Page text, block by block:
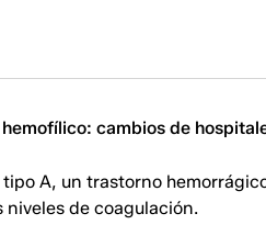
cambios de
A, un trastorno
niveles de coagulación.